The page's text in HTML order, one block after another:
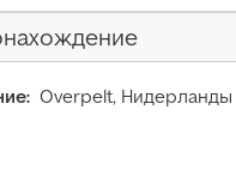
Overpelt, Нидерланды